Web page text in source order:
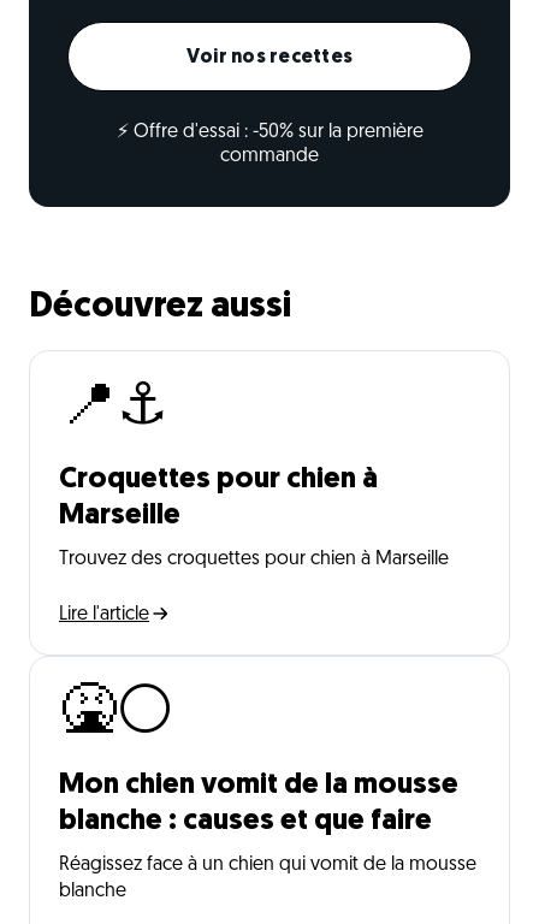
Voir nos recettes
⚡ Offre d'essai : -50% sur la première
commande
Découvrez aussi
📍⚓
Croquettes pour chien à
Marseille
Trouvez des croquettes pour chien à Marseille
Lire l'article
🤮⚪
Mon chien vomit de la mousse
blanche : causes et que faire
Réagissez face à un chien qui vomit de la mousse
blanche